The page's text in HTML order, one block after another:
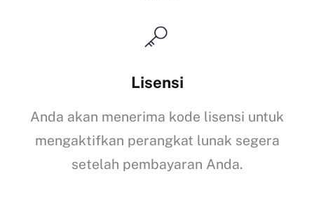
Lisensi
Anda akan menerima kode lisensi untuk
mengaktifkan perangkat lunak segera
setelah pembayaran Anda.